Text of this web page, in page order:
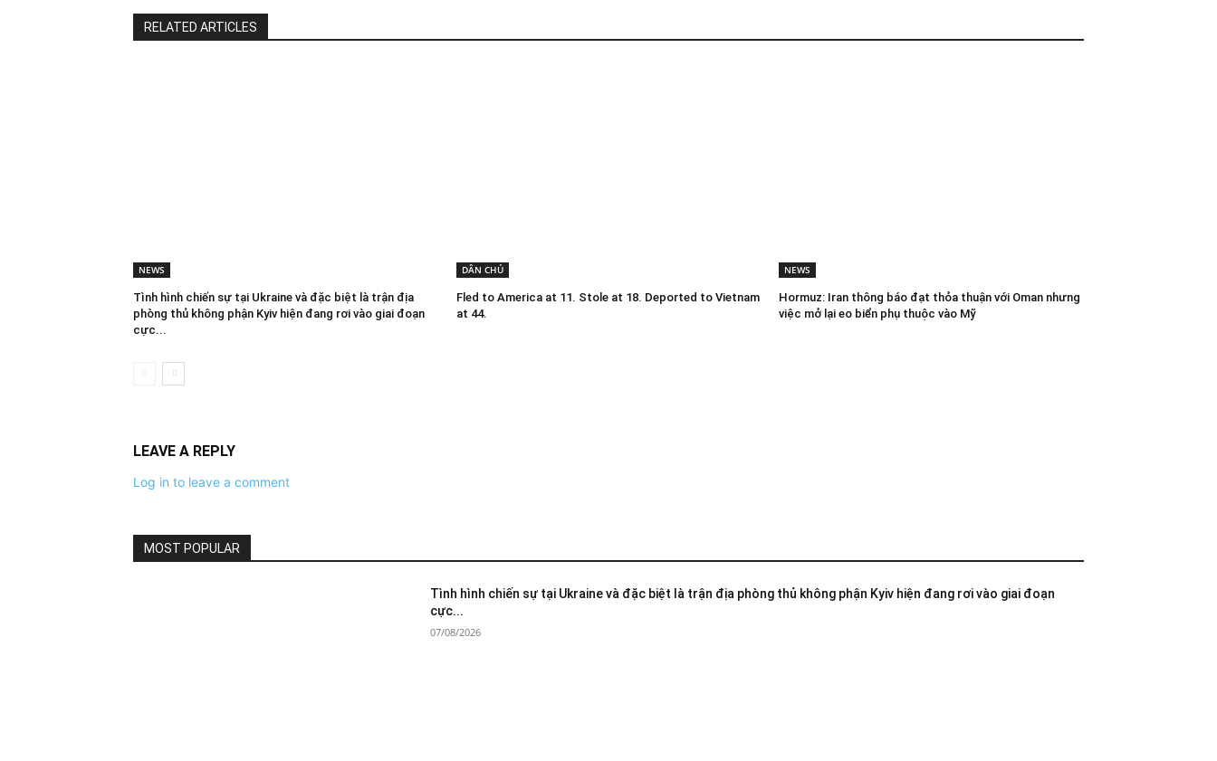
RELATED ARTICLES
NEWS
Tình hình chiến sự tại Ukraine và đặc biệt là trận địa
phòng thủ không phận Kyiv hiện đang rơi vào giai đoạn
cực...
DÂN CHỦ
Fled to America at 11. Stole at 18. Deported to Vietnam
at 44.
NEWS
Hormuz: Iran thông báo đạt thỏa thuận với Oman nhưng
việc mở lại eo biển phụ thuộc vào Mỹ
LEAVE A REPLY
Log in to leave a comment
MOST POPULAR
Tình hình chiến sự tại Ukraine và đặc biệt là trận địa phòng thủ không phận Kyiv hiện đang rơi vào giai đoạn
cực...
07/08/2026